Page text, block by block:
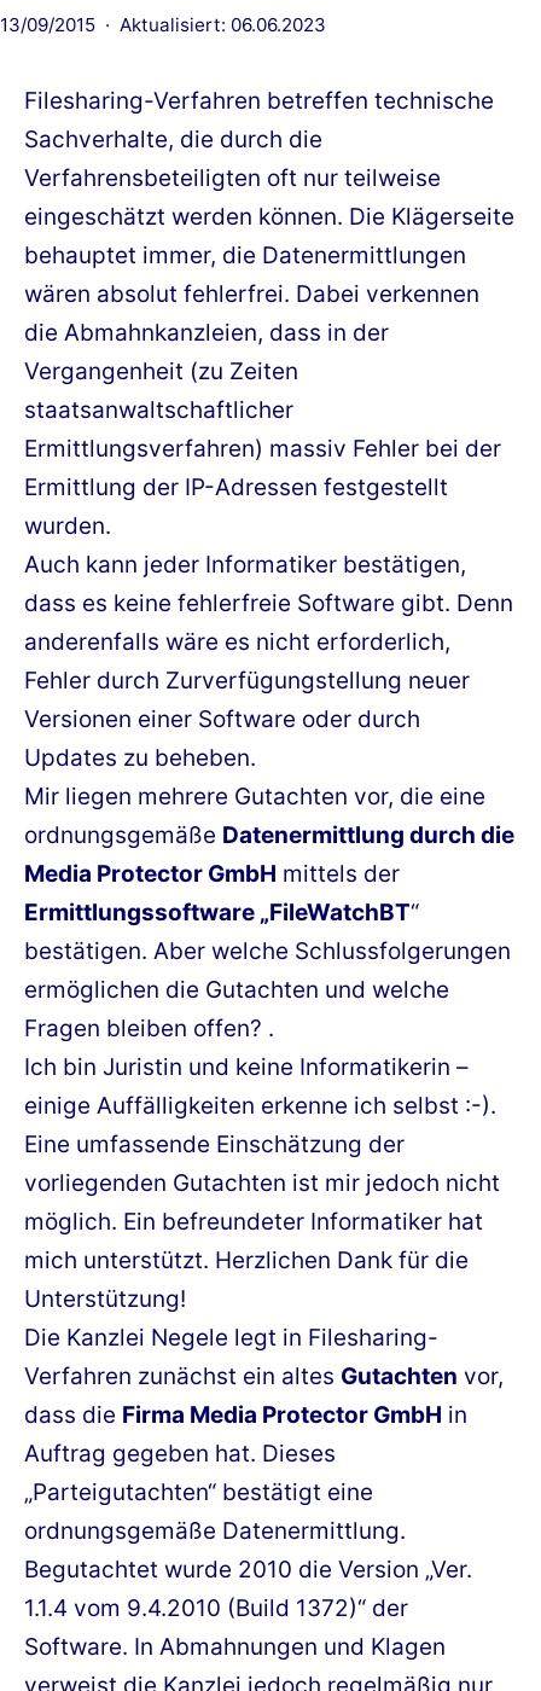
Veröffentlicht
13/09/2015 Aktualisiert: 06.06.2023
Filesharing-Verfahren betreffen technische
Sachverhalte, die durch die
Verfahrensbeteiligten oft nur teilweise
eingeschätzt werden können. Die Klägerseite
behauptet immer, die Datenermittlungen
wären absolut fehlerfrei. Dabei verkennen
die Abmahnkanzleien, dass in der
Vergangenheit (zu Zeiten
staatsanwaltschaftlicher
Ermittlungsverfahren) massiv Fehler bei der
Ermittlung der IP-Adressen festgestellt
wurden.
Auch kann jeder Informatiker bestätigen,
dass es keine fehlerfreie Software gibt. Denn
anderenfalls wäre es nicht erforderlich,
Fehler durch Zurverfügungstellung neuer
Versionen einer Software oder durch
Updates zu beheben.
Mir liegen mehrere Gutachten vor, die eine
ordnungsgemäße Datenermittlung durch die
Media Protector GmbH mittels der
Ermittlungssoftware „FileWatchBT“
bestätigen. Aber welche Schlussfolgerungen
ermöglichen die Gutachten und welche
Fragen bleiben offen? .
Ich bin Juristin und keine Informatikerin –
einige Auffälligkeiten erkenne ich selbst :-).
Eine umfassende Einschätzung der
vorliegenden Gutachten ist mir jedoch nicht
möglich. Ein befreundeter Informatiker hat
mich unterstützt. Herzlichen Dank für die
Unterstützung!
Die Kanzlei Negele legt in Filesharing-
Verfahren zunächst ein altes Gutachten vor,
dass die Firma Media Protector GmbH in
Auftrag gegeben hat. Dieses
„Parteigutachten“ bestätigt eine
ordnungsgemäße Datenermittlung.
Begutachtet wurde 2010 die Version „Ver.
1.1.4 vom 9.4.2010 (Build 1372)“ der
Software. In Abmahnungen und Klagen
verweist die Kanzlei jedoch regelmäßig nur